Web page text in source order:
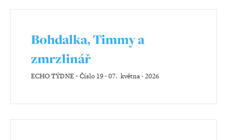
Bohdalka, Timmy a
zmrzlinář
ECHO TÝDNE-Číslo 19 ‧ 07. května ‧ 2026